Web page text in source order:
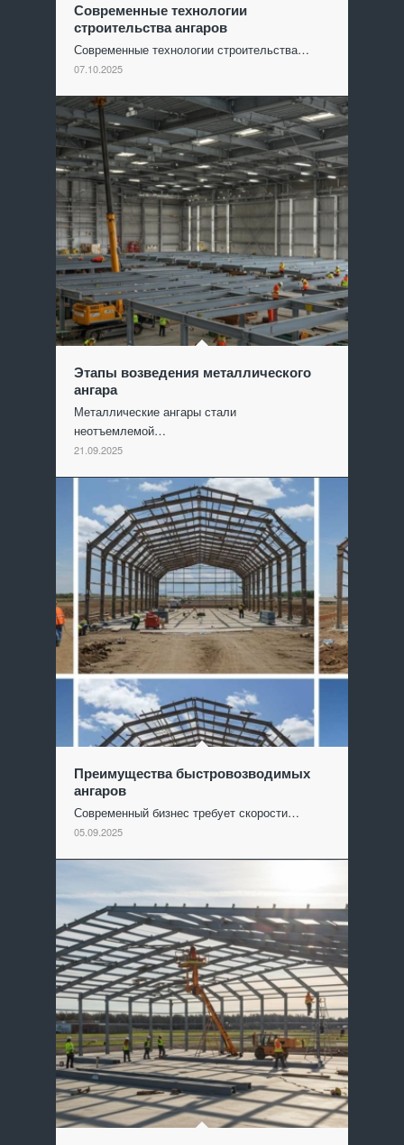
Современные технологии
строительства ангаров
Современные технологии строительства…
07.10.2025
Этапы возведения металлического
ангара
Металлические ангары стали
неотъемлемой…
21.09.2025
Преимущества быстровозводимых
ангаров
Современный бизнес требует скорости…
05.09.2025